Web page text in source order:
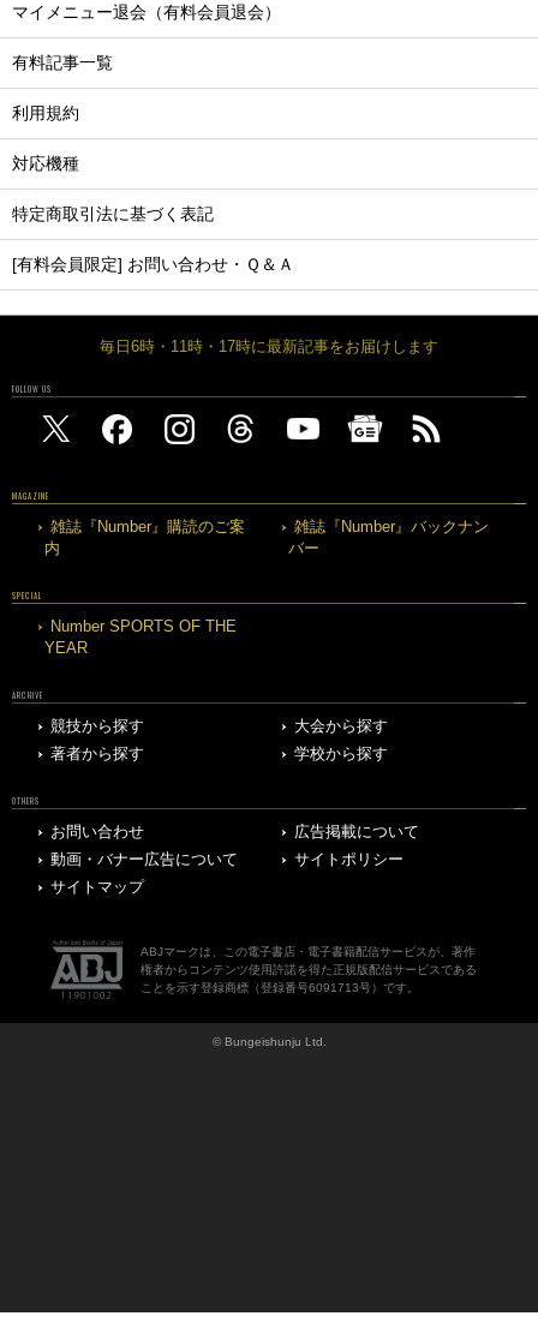
マイメニュー退会（有料会員退会）
有料記事一覧
利用規約
対応機種
特定商取引法に基づく表記
[有料会員限定] お問い合わせ・Ｑ＆Ａ
毎日6時・11時・17時に最新記事をお届けします
FOLLOW US
MAGAZINE
雑誌『Number』購読のご案
内
雑誌『Number』バックナン
バー
SPECIAL
Number SPORTS OF THE
YEAR
ARCHIVE
競技から探す
大会から探す
著者から探す
学校から探す
OTHERS
お問い合わせ
広告掲載について
動画・バナー広告について
サイトポリシー
サイトマップ
ABJマークは、この電子書店・電子書籍配信サービスが、著作
権者からコンテンツ使用許諾を得た正規版配信サービスである
ことを示す登録商標（登録番号6091713号）です。
© Bungeishunju Ltd.